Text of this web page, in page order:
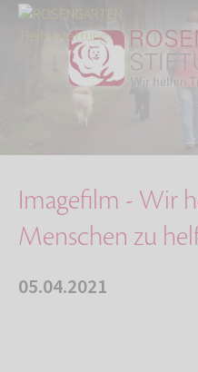
Über uns
Aktuelles
Imagefilm - Wir helfen Tieren,
Imagefilm - Wir
Menschen zu
05.04.2021